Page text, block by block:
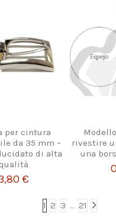
per cintura
da 35 mm –
di alta
qualità
€
rivestire
una
1 2 3 … 21